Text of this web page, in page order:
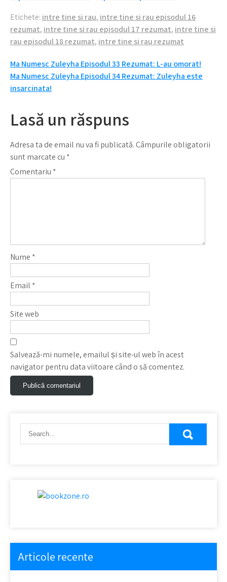
poveste
Etichete: intre tine si rau, intre tine si rau episodul 16
rezumat, intre tine si rau episodul 17 rezumat, intre tine si
rau episodul 18 rezumat, intre tine si rau rezumat
Navigare
în
Ma Numesc Zuleyha Episodul 33 Rezumat: L-au omorat!
Ma Numesc Zuleyha Episodul 34 Rezumat: Zuleyha este
insarcinata!
Lasă un răspuns
Adresa ta de email nu va fi publicată.Câmpurile obligatorii
sunt marcate cu *
Comentariu *
Nume *
Email *
Site web
Salvează-mi numele, emailul și site-ul web în acest
navigator pentru data viitoare când o să comentez.
Articole recente